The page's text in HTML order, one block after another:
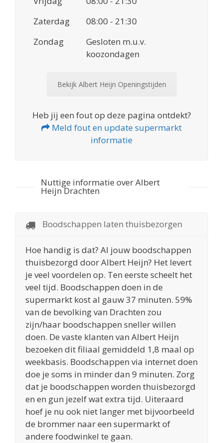
Zaterdag
08:00 - 21:30
Zondag
Gesloten m.u.v.
koozondagen
Bekijk Albert Heijn Openingstijden
Heb jij een fout op deze pagina ontdekt?
Meld fout en update supermarkt
informatie
Nuttige informatie over Albert
Heijn Drachten
Boodschappen laten thuisbezorgen
Hoe handig is dat? Al jouw boodschappen
thuisbezorgd door Albert Heijn? Het levert
je veel voordelen op. Ten eerste scheelt het
veel tijd. Boodschappen doen in de
supermarkt kost al gauw 37 minuten. 59%
van de bevolking van Drachten zou
zijn/haar boodschappen sneller willen
doen. De vaste klanten van Albert Heijn
bezoeken dit filiaal gemiddeld 1,8 maal op
weekbasis. Boodschappen via internet doen
doe je soms in minder dan 9 minuten. Zorg
dat je boodschappen worden thuisbezorgd
en en gun jezelf wat extra tijd. Uiteraard
hoef je nu ook niet langer met bijvoorbeeld
de brommer naar een supermarkt of
andere foodwinkel te gaan.